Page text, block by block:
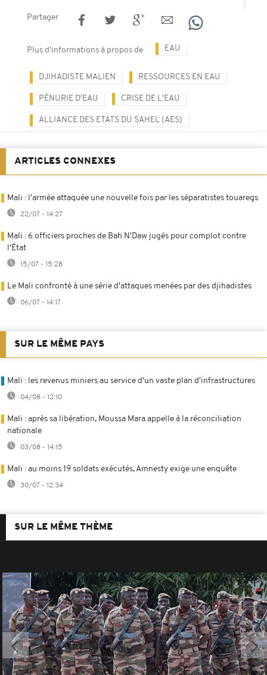
Partager
Plus d'informations à propos de EAU
DJIHADISTE MALIEN RESSOURCES EN EAU
PÉNURIE D'EAU CRISE DE L'EAU
ALLIANCE DES ETATS DU SAHEL (AES)
ARTICLES CONNEXES
Mali : l'armée attaquée une nouvelle fois par les séparatistes touaregs
22/07 - 14:27
Mali : 6 officiers proches de Bah N'Daw jugés pour complot contre
l'État
15/07 - 15:28
Le Mali confronté à une série d'attaques menées par des djihadistes
06/07 - 14:17
SUR LE MÊME PAYS
Mali : les revenus miniers au service d'un vaste plan d'infrastructures
04/08 - 12:10
Mali : après sa libération, Moussa Mara appelle à la réconciliation
nationale
03/08 - 14:15
Mali : au moins 19 soldats exécutés, Amnesty exige une enquête
30/07 - 12:34
SUR LE MÊME THÈME